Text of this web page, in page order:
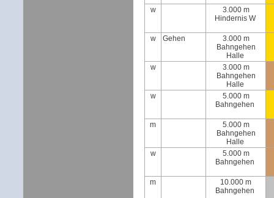
w
3.000 m
Hindernis W
w Gehen
3.000 m
Bahngehen
Halle
w
3.000 m
Bahngehen
Halle
w
5.000 m
Bahngehen
m
5.000 m
Bahngehen
Halle
w
5.000 m
Bahngehen
m
10.000 m
Bahngehen